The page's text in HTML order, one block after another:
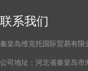
联系我们
秦皇岛维克托国际贸易有限
公司地址：河北省秦皇岛